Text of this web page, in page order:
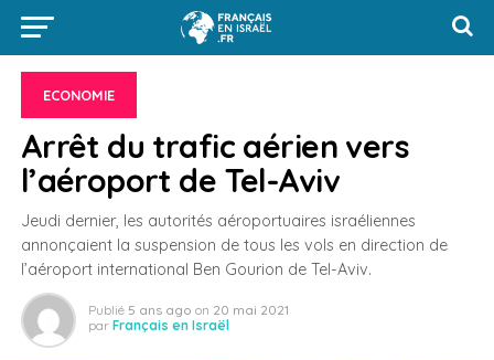
ECONOMIE
Arrêt du trafic aérien vers
l’aéroport de Tel-Aviv
Jeudi dernier, les autorités aéroportuaires israéliennes
annonçaient la suspension de tous les vols en direction de
l’aéroport international Ben Gourion de Tel-Aviv.
Publié 5 ans ago on 20 mai 2021
par Français en Israël